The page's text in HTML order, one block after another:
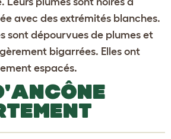
avec des extrémités blanches.
sont dépourvues de plumes et
bigarrées. Elles ont
espacés.